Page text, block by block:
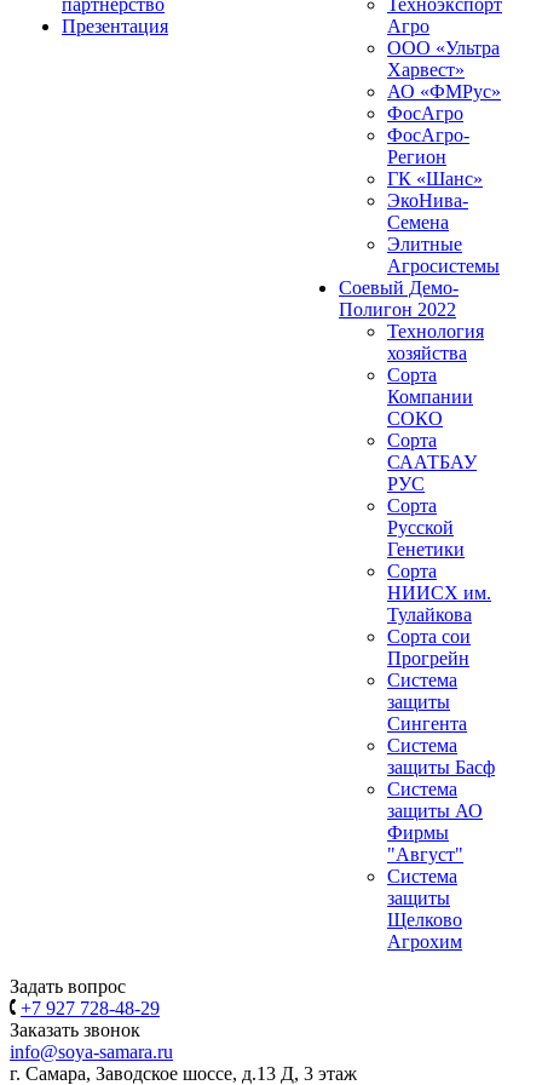
партнерство
Презентация
Техноэкспорт
Агро
ООО «Ультра
Харвест»
АО «ФМРус»
ФосАгро
ФосАгро-
Регион
ГК «Шанс»
ЭкоНива-
Семена
Элитные
Агросистемы
Соевый Демо-
Полигон 2022
Технология
хозяйства
Сорта
Компании
СОКО
Сорта
СААТБАУ
РУС
Сорта
Русской
Генетики
Сорта
НИИСХ им.
Тулайкова
Сорта сои
Прогрейн
Система
защиты
Сингента
Система
защиты Басф
Система
защиты АО
Фирмы
"Август"
Система
защиты
Щелково
Агрохим
Задать вопрос
+7 927 728-48-29
Заказать звонок
info@soya-samara.ru
г. Самара, Заводское шоссе, д.13 Д, 3 этаж